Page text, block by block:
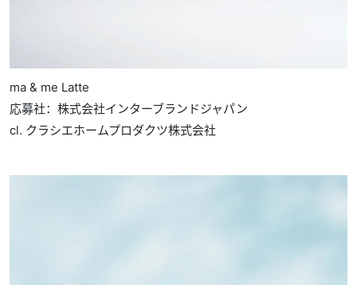
ma & me Latte
応募社：株式会社インターブランドジャパン
cl. クラシエホームプロダクツ株式会社